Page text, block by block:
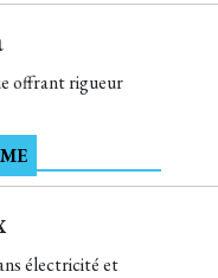
offrant rigueur
électricité et